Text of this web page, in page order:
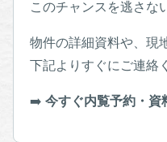
このチャンスを逃さな
物件の詳細資料や、現
下記よりすぐにご連絡
➡️ 今すぐ内覧予約・資